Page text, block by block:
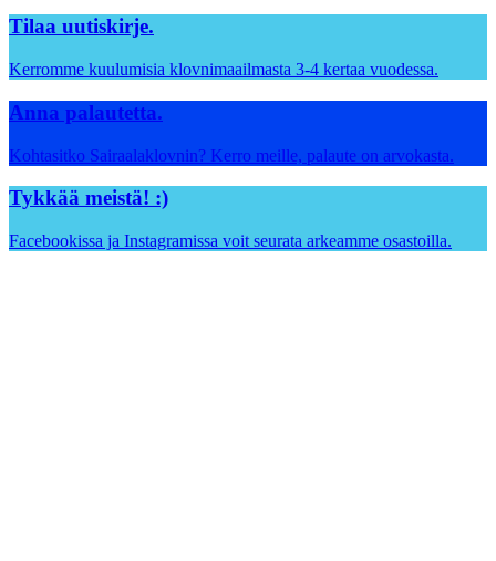
Tilaa uutiskirje.
Kerromme kuulumisia klovnimaailmasta 3-4 kertaa vuodessa.
Anna palautetta.
Kohtasitko Sairaalaklovnin? Kerro meille, palaute on arvokasta.
Tykkää meistä! :)
Facebookissa ja Instagramissa voit seurata arkeamme osastoilla.